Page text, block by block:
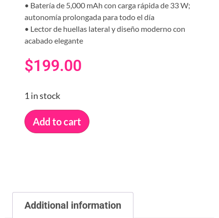
• Batería de 5,000 mAh con carga rápida de 33 W;
autonomía prolongada para todo el día
• Lector de huellas lateral y diseño moderno con
acabado elegante
$199.00
1 in stock
Add to cart
Additional information